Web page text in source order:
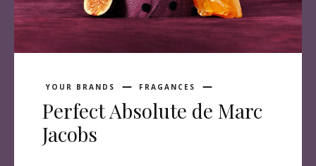
YOUR BRANDS FRAGANCES
Perfect Absolute de Marc
Jacobs